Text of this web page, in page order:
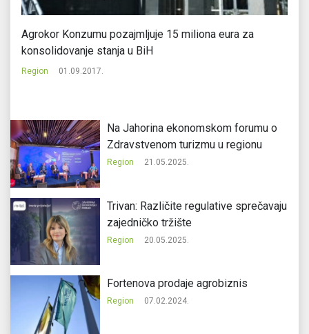
Agrokor Konzumu pozajmljuje 15 miliona eura za
konsolidovanje stanja u BiH
Region 01.09.2017.
Na Jahorina ekonomskom forumu o
Zdravstvenom turizmu u regionu
Region 21.05.2025.
Trivan: Različite regulative sprečavaju
zajedničko tržište
Region 20.05.2025.
Fortenova prodaje agrobiznis
Region 07.02.2024.